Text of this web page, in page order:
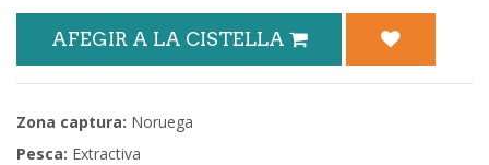
AFEGIR A LA CISTELLA
Zona captura: Noruega
Pesca: Extractiva